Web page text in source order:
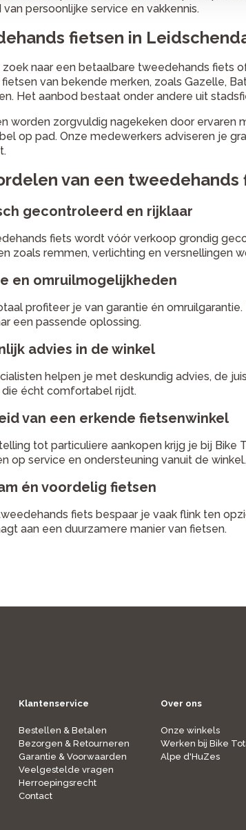
van persoonlijke service en vakkennis.
fietsen in
zoek naar een betaalbare tweedehands fiets
van bekende merken, zoals Gazelle,
Het aanbod bestaat onder andere uit
worden zorgvuldig nagekeken door ervaren
op pad. Onze medewerkers adviseren je
van een
gecontroleerd en rijklaar
fiets wordt vóór verkoop grondig
zoals remmen, verlichting en versnellingen
en omruilmogelijkheden
profiteer je van garantie én
een passende oplossing.
advies in de winkel
helpen je met deskundig advies, de
die écht comfortabel rijdt.
van een erkende fietsenwinkel
tot particuliere aankopen krijg je bij Bike
op service en ondersteuning vanuit de winkel.
én voordelig fietsen
fiets bespaar je vaak flink ten
aan een duurzamere manier van fietsen.
Klantenservice
Bestellen & Betalen
Bezorgen & Retourneren
Garantie & Voorwaarden
Veelgestelde vragen
Herroepingsrecht
Contact
Over ons
Onze winkels
Werken bij Bike
Alpe d'HuZes